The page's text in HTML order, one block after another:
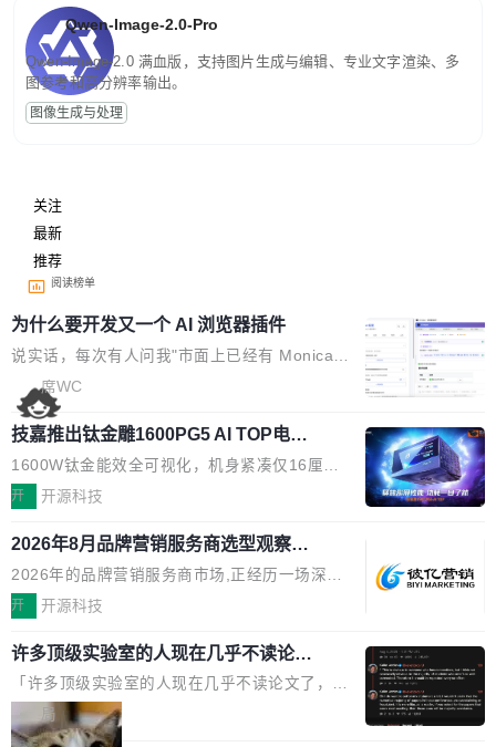
Qwen-Image-2.0-Pro
Qwen-Image-2.0 满血版，支持图片生成与编辑、专业文字渲染、多
图参考和高分辨率输出。
图像生成与处理
关注
最新
推荐
阅读榜单
为什么要开发又一个 AI 浏览器插件
说实话，每次有人问我"市面上已经有 Monica、
Sider、Copilot for Chrome 这些 AI 浏览器插件
了，你为什么还要再做一个"，我都觉得这个问题
问得好。 因为我自己也是从用户变成开发者的。
现有产品的天花板 我用过不少 AI 浏览器插件。
刚开始觉得都挺好——选中一段文字，弹出解
要。但用久了你会发现，它们本质上都是同一类
东西：一个带网页上下文的聊天框。 它们能读取
页面的文本，然后把文本丢给大模型，再返回一
段回答。仅此而已。 这当然有用，但总觉得差点
意思。比如我在一个后台管理系统里，需要填50
个表单字段，每个字段还有联动逻辑；比如我
想...
席WC
技嘉推出钛金雕1600PG5 AI TOP电
源：为发烧级主机与本地AI算力打造旗
舰供电方案
1600W钛金能效全可视化，机身紧凑仅16厘米
继2026台北电脑展首度亮相后，技嘉科技近日正
电源专为发烧级DIY主机与本地AI算力平台打
造，整机长度仅16厘米，提供1600W额定功率
与80PLUS钛金能效；支持ATX 3.1与PCIe 5.1
规范，结合服务器级元件、完善供电线材与内置
实时LCD监控屏，可充分满足当下高阶PC主机
的严苛使用需求。 澎湃功率，紧凑机身 钛金雕1
600PG5 AI TOP具备强悍输出功率，同时实现
机身尺寸大幅精简。整机长度仅16厘米，属于同
开 开源科技
2026年8月品牌营销服务商选型观察：
从流量思维到品牌资产思维的范式转移
2026年的品牌营销服务商市场,正经历一场深刻
的价值重构。全球全案品牌代理机构市场从2025
复合增长率达5.44%,预计2032年将突破120亿美
元。数字广告与公共关系相关服务市场更是从20
25年的8463亿美元扩张至2026年的8763亿美
元。数字的背后是一个清晰的事实——品牌对专
开 开源科技
许多顶级实验室的人现在几乎不读论文
了
「许多顶级实验室的人现在几乎不读论文了，而
且他们认为 ICLR/ICML/NeurIPS 充斥着大量过
度宣传和欺诈。」 OpenAI 研究员 Keller Jorda
局